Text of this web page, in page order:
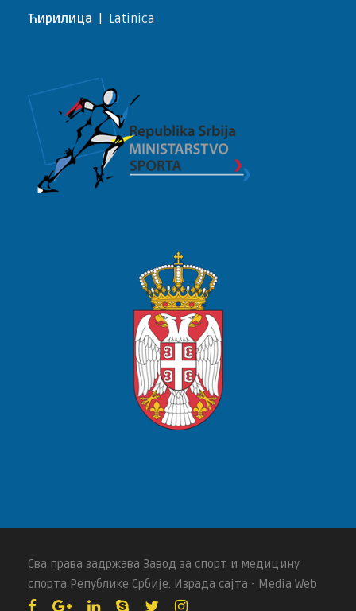
Ћирилица Latinica
Сва права задржава Завод за спорт и медицину
спорта Републике Србије. Израда сајта - Media Web